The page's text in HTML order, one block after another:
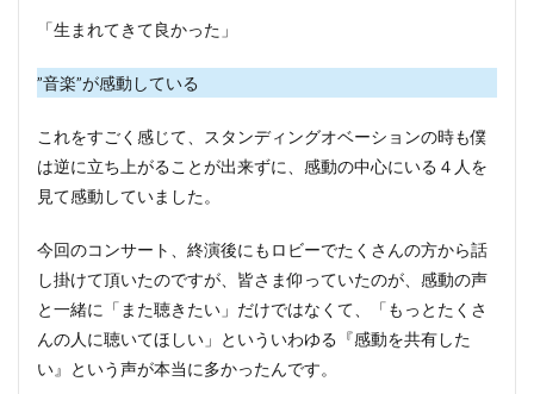
「生まれてきて良かった」
”音楽”が感動している
これをすごく感じて、スタンディングオベーションの時も僕
は逆に立ち上がることが出来ずに、感動の中心にいる４人を
見て感動していました。
今回のコンサート、終演後にもロビーでたくさんの方から話
し掛けて頂いたのですが、皆さま仰っていたのが、感動の声
と一緒に「また聴きたい」だけではなくて、「もっとたくさ
んの人に聴いてほしい」といういわゆる『感動を共有した
い』という声が本当に多かったんです。